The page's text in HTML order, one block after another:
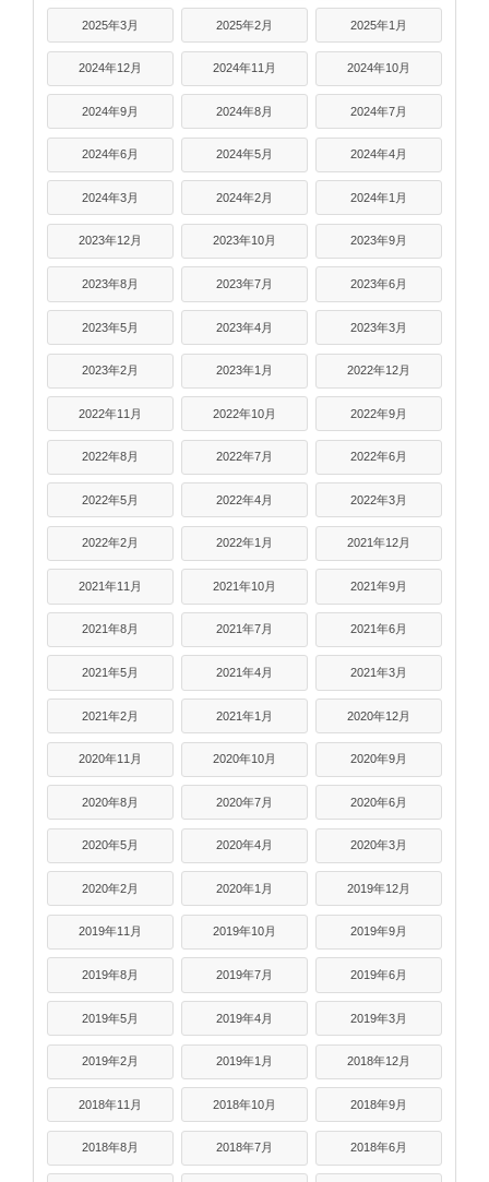
2025年3月 2025年2月 2025年1月
2024年12月 2024年11月 2024年10月
2024年9月 2024年8月 2024年7月
2024年6月 2024年5月 2024年4月
2024年3月 2024年2月 2024年1月
2023年12月 2023年10月 2023年9月
2023年8月 2023年7月 2023年6月
2023年5月 2023年4月 2023年3月
2023年2月 2023年1月 2022年12月
2022年11月 2022年10月 2022年9月
2022年8月 2022年7月 2022年6月
2022年5月 2022年4月 2022年3月
2022年2月 2022年1月 2021年12月
2021年11月 2021年10月 2021年9月
2021年8月 2021年7月 2021年6月
2021年5月 2021年4月 2021年3月
2021年2月 2021年1月 2020年12月
2020年11月 2020年10月 2020年9月
2020年8月 2020年7月 2020年6月
2020年5月 2020年4月 2020年3月
2020年2月 2020年1月 2019年12月
2019年11月 2019年10月 2019年9月
2019年8月 2019年7月 2019年6月
2019年5月 2019年4月 2019年3月
2019年2月 2019年1月 2018年12月
2018年11月 2018年10月 2018年9月
2018年8月 2018年7月 2018年6月